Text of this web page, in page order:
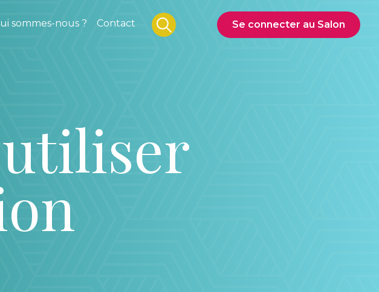
sommes-nous ? Contact Se connecter au Salon